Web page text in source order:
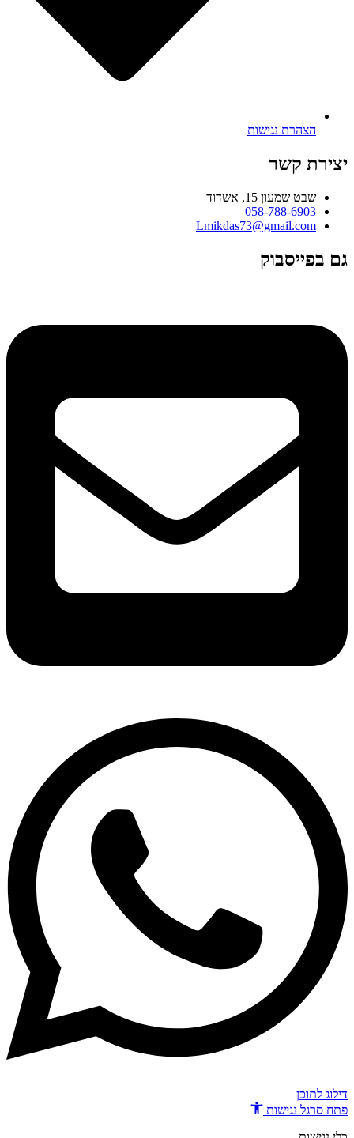
הצהרת נגישות
יצירת קשר
שבט שמעון 15, אשדוד
058-788-6903
Lmikdas73@gmail.com
גם בפייסבוק
דילוג לתוכן
פתח סרגל נגישות